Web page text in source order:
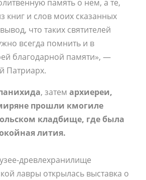
память о нем, а те,
книг и слов моих сказанных
что таких святителей
всегда помнить и в
благодарной памяти», —
Патриарх.
, затемархиереи,
прошли кмогиле
кладбище, где была
лития.
древлехранилище
лавры открылась выставка о